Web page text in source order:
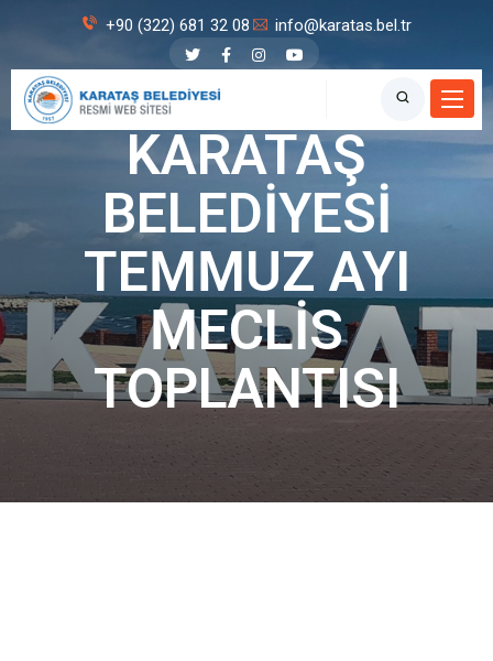
+90 (322) 681 32 08 info@karatas.bel.tr
Karataş Belediyesi
KARATAŞ
BELEDİYESİ
TEMMUZ AYI
MECLİS
TOPLANTISI